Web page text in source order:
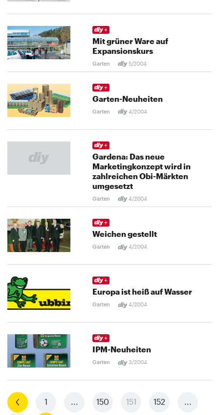
Mit grüner Ware auf
Expansionskurs
Garten 5/2004
Garten-Neuheiten
Garten 4/2004
Gardena: Das neue
Marketingkonzept wird in
zahlreichen Obi-Märkten
umgesetzt
Garten 4/2004
Weichen gestellt
Garten 4/2004
Europa ist heiß auf Wasser
Garten 4/2004
IPM-Neuheiten
Garten 3/2004
Vorherige 1 ... 150 151 152 ...